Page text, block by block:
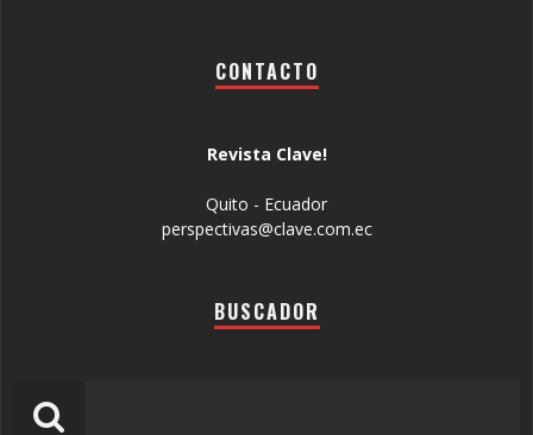
CONTACTO
Revista Clave!
Quito - Ecuador
perspectivas@clave.com.ec
BUSCADOR